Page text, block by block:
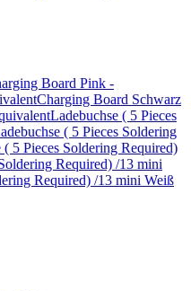
Board Pink -
Charging Board Schwarz
Ladebuchse ( 5 Pieces
( 5 Pieces Soldering
( 5 Pieces Soldering Required)
Required) /13 mini
Required) /13 mini Weiß